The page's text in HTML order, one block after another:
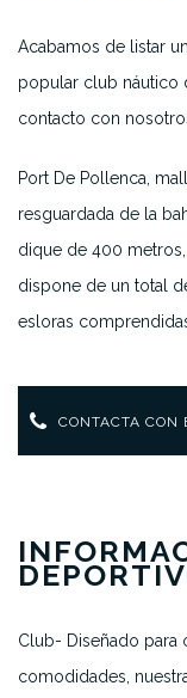
Acabamos de listar un
popular club náutico
contacto con
Port De Pollenca,
resguardada de la
dique de 400
dispone de un total
esloras
CONTACTA CON
Club- Diseñado para
comodidades,